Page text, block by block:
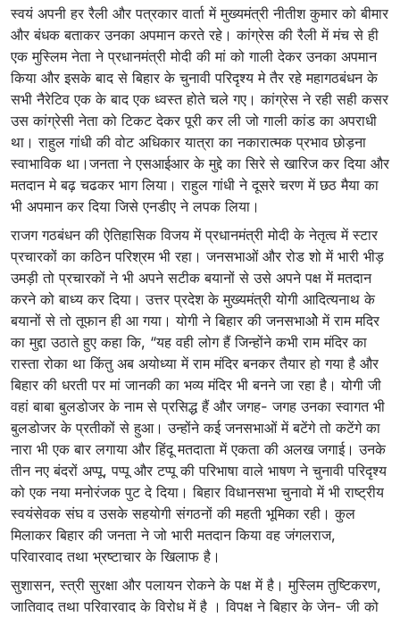
स्वयं अपनी हर रैली और पत्रकार वार्ता में मुख्यमंत्री नीतीश कुमार को बीमार
और बंधक बताकर उनका अपमान करते रहे। कांग्रेस की रैली में मंच से ही
एक मुस्लिम नेता ने प्रधानमंत्री मोदी की मां को गाली देकर उनका अपमान
किया और इसके बाद से बिहार के चुनावी परिदृश्य मे तैर रहे महागठबंधन के
सभी नैरेटिव एक के बाद एक ध्वस्त होते चले गए। कांग्रेस ने रही सही कसर
उस कांग्रेसी नेता को टिकट देकर पूरी कर ली जो गाली कांड का अपराधी
था। राहुल गांधी की वोट अधिकार यात्रा का नकारात्मक प्रभाव छोड़ना
स्वाभाविक था।जनता ने एसआईआर के मुद्दे का सिरे से खारिज कर दिया और
मतदान मे बढ़ चढकर भाग लिया। राहुल गांधी ने दूसरे चरण में छठ मैया का
भी अपमान कर दिया जिसे एनडीए ने लपक लिया।
राजग गठबंधन की ऐतिहासिक विजय में प्रधानमंत्री मोदी के नेतृत्व में स्टार
प्रचारकों का कठिन परिश्रम भी रहा। जनसभाओं और रोड शो में भारी भीड़
उमड़ी तो प्रचारकों ने भी अपने सटीक बयानों से उसे अपने पक्ष में मतदान
करने को बाध्य कर दिया। उत्तर प्रदेश के मुख्यमंत्री योगी आदित्यनाथ के
बयानों से तो तूफान ही आ गया। योगी ने बिहार की जनसभाओे में राम मदिर
का मुद्दा उठाते हुए कहा कि, “यह वही लोग हैं जिन्होंने कभी राम मंदिर का
रास्ता रोका था किंतु अब अयोध्या में राम मंदिर बनकर तैयार हो गया है और
बिहार की धरती पर मां जानकी का भव्य मंदिर भी बनने जा रहा है। योगी जी
वहां बाबा बुलडोजर के नाम से प्रसिद्ध हैं और जगह- जगह उनका स्वागत भी
बुलडोजर के प्रतीकों से हुआ। उन्होंने कई जनसभाओं में बटेंगे तो कटेंगे का
नारा भी एक बार लगाया और हिंदू मतदाता में एकता की अलख जगाई। उनके
तीन नए बंदरों अप्पू, पप्पू और टप्पू की परिभाषा वाले भाषण ने चुनावी परिदृश्य
को एक नया मनोरंजक पुट दे दिया। बिहार विधानसभा चुनावो में भी राष्ट्रीय
स्वयंसेवक संघ व उसके सहयोगी संगठनों की महती भूमिका रही। कुल
मिलाकर बिहार की जनता ने जो भारी मतदान किया वह जंगलराज,
परिवारवाद तथा भ्रष्टाचार के खिलाफ है।
सुशासन, स्त्री सुरक्षा और पलायन रोकने के पक्ष में है। मुस्लिम तुष्टिकरण,
जातिवाद तथा परिवारवाद के विरोध में है । विपक्ष ने बिहार के जेन- जी को